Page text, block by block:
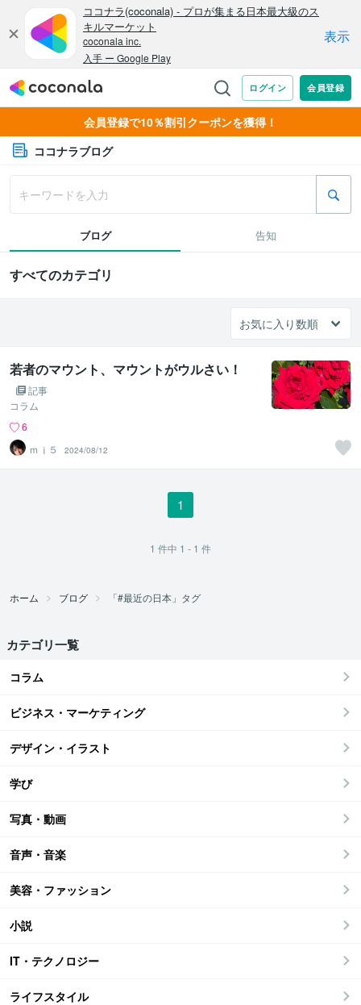
会員登録で10％割引クーポンを獲得！
ココナラブログ
ブログ 告知
すべてのカテゴリ
若者のマウント、マウントがウルさい！
記事
コラム
6
ｍｊ５
2024/08/12
1
1 件中 1 - 1 件
ホーム ブログ 「#最近の日本」タグ
カテゴリ一覧
コラム
ビジネス・マーケティング
デザイン・イラスト
学び
写真・動画
音声・音楽
美容・ファッション
小説
IT・テクノロジー
ライフスタイル